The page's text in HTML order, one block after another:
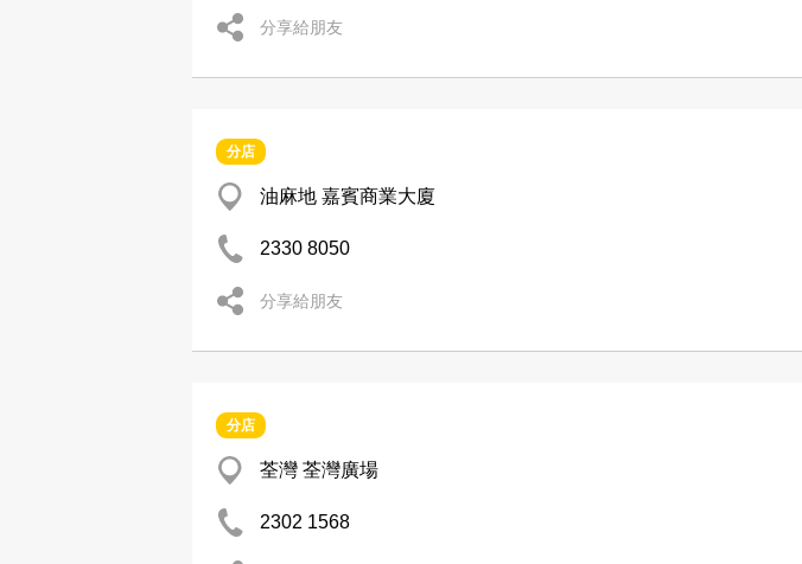
分享給朋友
分店
油麻地 嘉賓商業大廈
2330 8050
分享給朋友
分店
荃灣 荃灣廣場
2302 1568